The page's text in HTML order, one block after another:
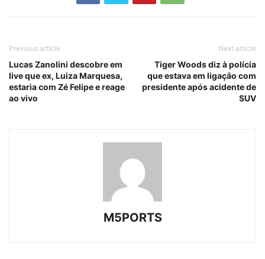
Previous article
Lucas Zanolini descobre em
live que ex, Luiza Marquesa,
estaria com Zé Felipe e reage
ao vivo
Next article
Tiger Woods diz à polícia
que estava em ligação com
presidente após acidente de
SUV
M5PORTS